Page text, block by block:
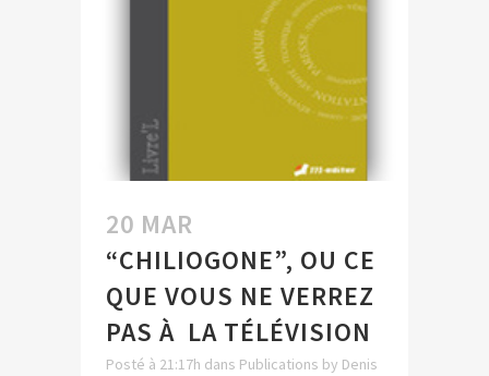
20 MAR
“CHILIOGONE”, OU CE
QUE VOUS NE VERREZ
PAS À LA TÉLÉVISION
Posté à 21:17h dans Publications by Denis